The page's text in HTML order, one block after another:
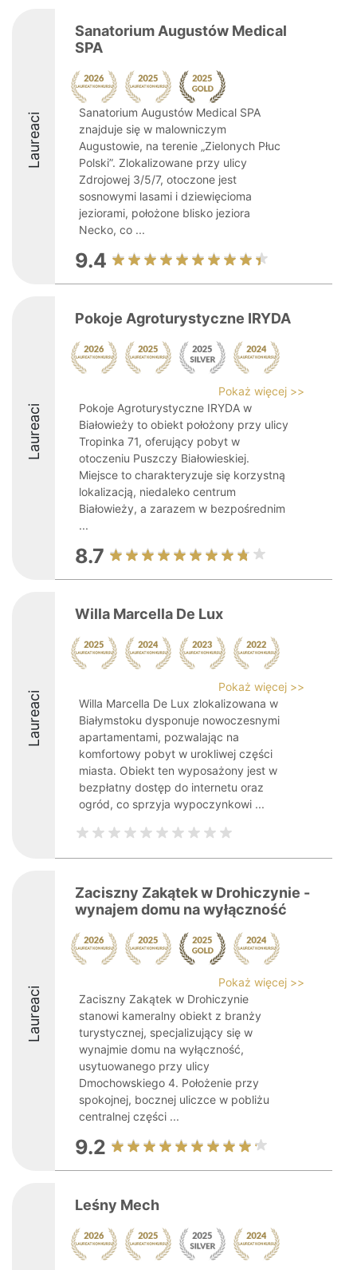
Laureaci
Sanatorium Augustów Medical
SPA
Sanatorium Augustów Medical SPA
znajduje się w malowniczym
Augustowie, na terenie „Zielonych Płuc
Polski”. Zlokalizowane przy ulicy
Zdrojowej 3/5/7, otoczone jest
sosnowymi lasami i dziewięcioma
jeziorami, położone blisko jeziora
Necko, co ...
9.4
Laureaci
Pokoje Agroturystyczne IRYDA
Pokaż więcej >>
Pokoje Agroturystyczne IRYDA w
Białowieży to obiekt położony przy ulicy
Tropinka 71, oferujący pobyt w
otoczeniu Puszczy Białowieskiej.
Miejsce to charakteryzuje się korzystną
lokalizacją, niedaleko centrum
Białowieży, a zarazem w bezpośrednim
...
8.7
Laureaci
Willa Marcella De Lux
Pokaż więcej >>
Willa Marcella De Lux zlokalizowana w
Białymstoku dysponuje nowoczesnymi
apartamentami, pozwalając na
komfortowy pobyt w urokliwej części
miasta. Obiekt ten wyposażony jest w
bezpłatny dostęp do internetu oraz
ogród, co sprzyja wypoczynkowi ...
Laureaci
Zaciszny Zakątek w Drohiczynie -
wynajem domu na wyłączność
Pokaż więcej >>
Zaciszny Zakątek w Drohiczynie
stanowi kameralny obiekt z branży
turystycznej, specjalizujący się w
wynajmie domu na wyłączność,
usytuowanego przy ulicy
Dmochowskiego 4. Położenie przy
spokojnej, bocznej uliczce w pobliżu
centralnej części ...
9.2
Leśny Mech